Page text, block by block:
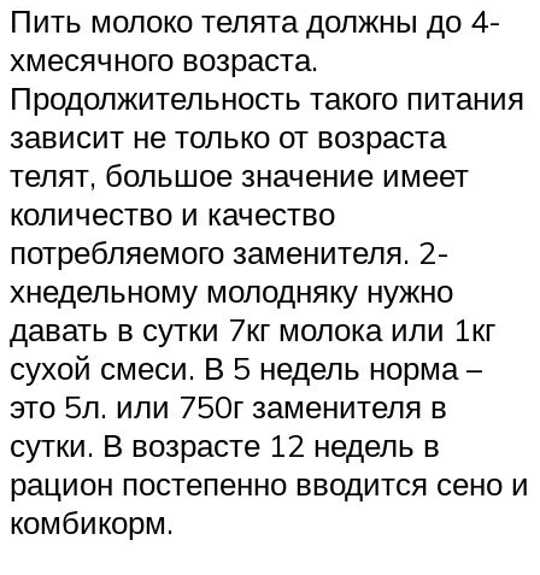
Пить молоко телята должны до 4-
хмесячного возраста.
Продолжительность такого питания
зависит не только от возраста
телят, большое значение имеет
количество и качество
потребляемого заменителя. 2-
хнедельному молодняку нужно
давать в сутки 7кг молока или 1кг
сухой смеси. В 5 недель норма –
это 5л. или 750г заменителя в
сутки. В возрасте 12 недель в
рацион постепенно вводится сено и
комбикорм.